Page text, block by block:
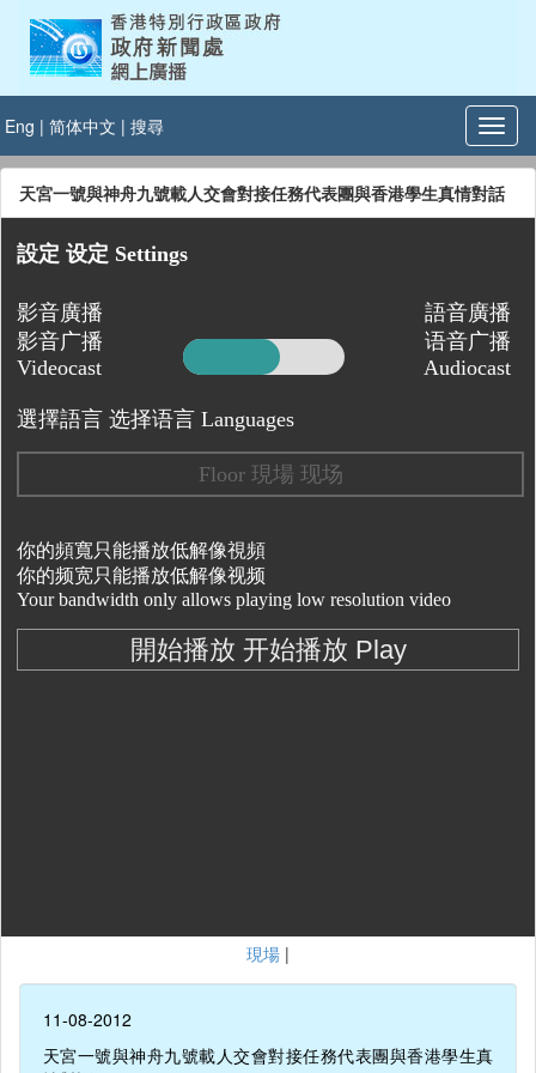
Eng | 简体中文 | 搜尋
天宮一號與神舟九號載人交會對接任務代表團與香港學生真情對話
現場 |
11-08-2012
天宮一號與神舟九號載人交會對接任務代表團與香港學生真